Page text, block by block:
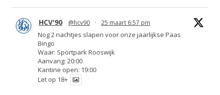
HCV'90 @hcv90 · 25 maart 6:57 pm
Nog 2 nachtjes slapen voor onze jaarlijkse Paas
Bingo
Waar: Sportpark Rooswijk
Aanvang: 20:00
Kantine open: 19:00
Let op 18+